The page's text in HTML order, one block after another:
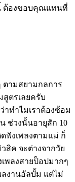
ต้องขอบคุณแทนที่
ตามสยามกลการ
สูตรเลยครับ
ทำไมเราต้องซ้อม
น ช่วงนั้นอายุสัก 10
ฟังเพลงตามแม่ ก็
สิค จะต่างจากวัย
พลงสายป็อปมากๆ
งานอัลบั้ม แต่ไม่